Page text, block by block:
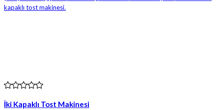
İki Kapaklı Tost Makinesi